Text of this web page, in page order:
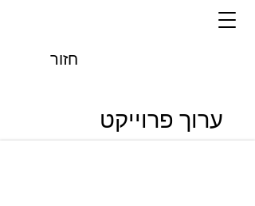
חזור
ערוך פרוייקט